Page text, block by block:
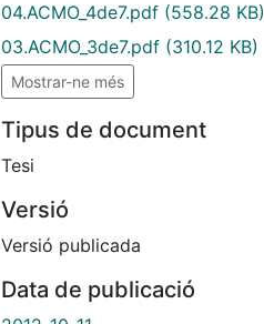
04.ACMO_4de7.pdf (558.28 KB)
03.ACMO_3de7.pdf (310.12 KB)
Mostrar-ne més
Tipus de document
Tesi
Versió
Versió publicada
Data de publicació